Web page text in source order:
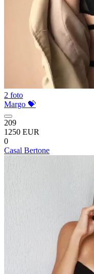
2 foto
Margo 💝
209
1250 EUR
0
Casal Bertone